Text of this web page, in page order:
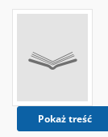
Pokaż treść